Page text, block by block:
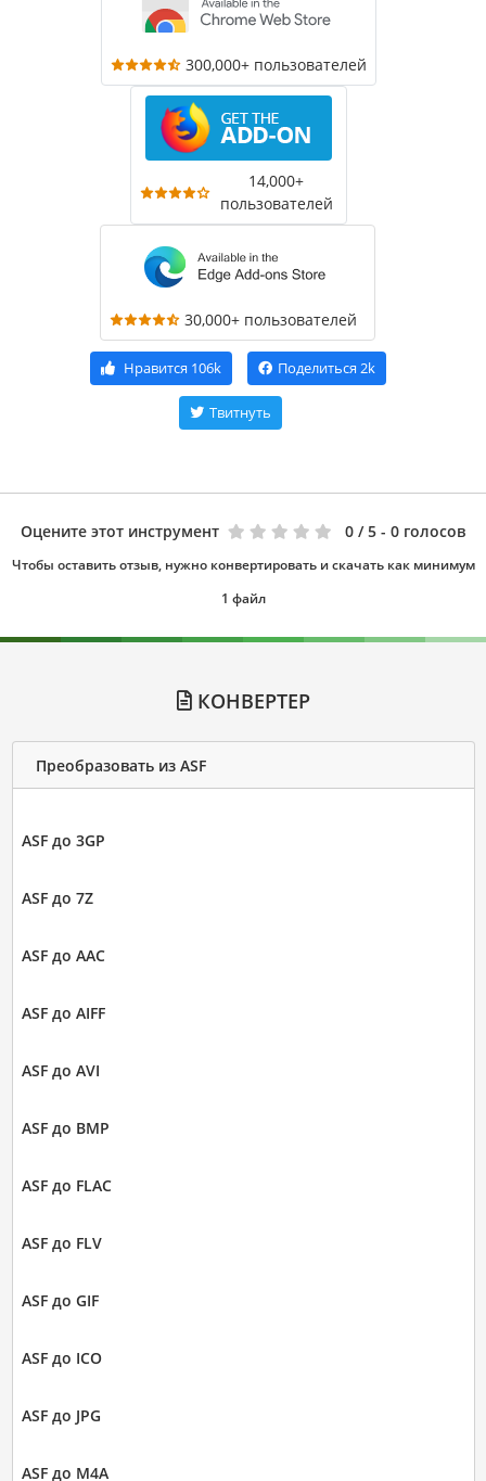
300,000+ пользователей
14,000+
пользователей
30,000+ пользователей
Нравится 106k Поделиться 2k
Твитнуть
Оцените этот инструмент 0 / 5 - 0 голосов
Чтобы оставить отзыв, нужно конвертировать и скачать как минимум
1 файл
КОНВЕРТЕР
Преобразовать из ASF
ASF до 3GP
ASF до 7Z
ASF до AAC
ASF до AIFF
ASF до AVI
ASF до BMP
ASF до FLAC
ASF до FLV
ASF до GIF
ASF до ICO
ASF до JPG
ASF до M4A